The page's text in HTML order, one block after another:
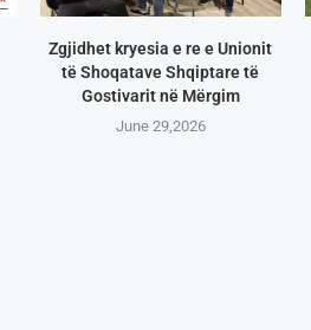
Zgjidhet kryesia e re e Unionit
të Shoqatave Shqiptare të
Gostivarit në Mërgim
June 29,2026